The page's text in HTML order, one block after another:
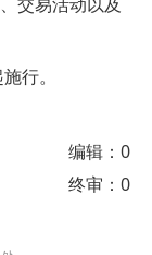
行。
编辑：0
终审：0